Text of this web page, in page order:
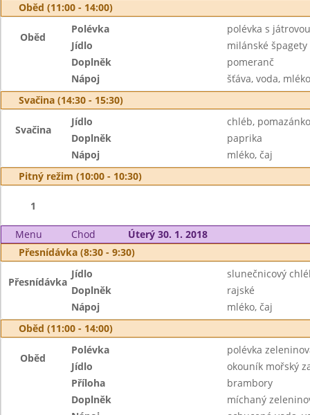
Oběd (11:00 - 14:00)
Oběd
Polévka
polévka s
Jídlo
milánské špagety
Doplněk
pomeranč
Nápoj
šťáva, voda, mléko
Svačina (14:30 - 15:30)
Svačina
Jídlo
chléb,
Doplněk
paprika
Nápoj
mléko, čaj
Pitný režim (10:00 - 10:30)
1
Menu Chod
Úterý 30. 1. 2018
Přesnídávka (8:30 - 9:30)
Přesnídávka
Jídlo
slunečnicový
Doplněk
rajské
Nápoj
mléko, čaj
Oběd (11:00 - 14:00)
Oběd
Polévka
polévka
Jídlo
okouník mořský
Příloha
brambory
Doplněk
míchaný